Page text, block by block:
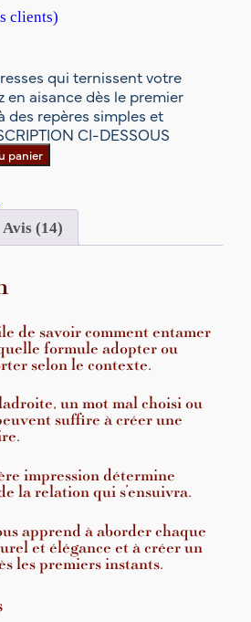
clients)
qui ternissent votre
en aisance dès le premier
des repères simples et
CI-DESSOUS
panier
Avis (14)
de savoir comment entamer
formule adopter ou
selon le contexte.
un mot mal choisi ou
suffire à créer une
impression détermine
la relation qui s’ensuivra.
apprend à aborder chaque
et élégance et à créer un
les premiers instants.